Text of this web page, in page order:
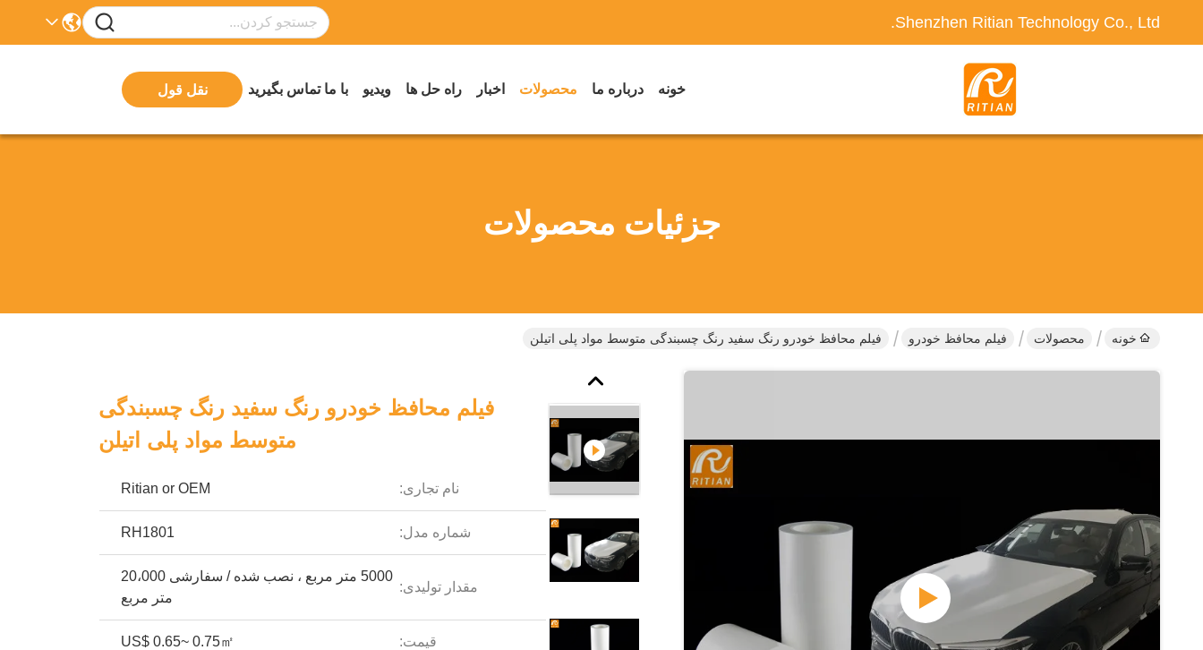
Shenzhen Ritian Technology Co., Ltd.
خونه درباره ما محصولات اخبار راه حل ها ویدیو با ما تماس بگیرید نقل قول
جزئیات محصولات
خونه محصولات فیلم محافظ خودرو فیلم محافظ خودرو رنگ سفید رنگ چسبندگی متوسط ​​مواد پلی اتیلن
فیلم محافظ خودرو رنگ سفید رنگ چسبندگی
متوسط ​​مواد پلی اتیلن
نام تجاری: Ritian or OEM
شماره مدل: RH1801
مقدار تولیدی:
5000 متر مربع ، نصب شده / سفارشی 20،000
متر مربع
قیمت: US$ 0.65~ 0.75㎡